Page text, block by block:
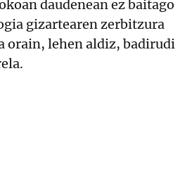
daudenean ez baitago
gizartearen zerbitzura
orain, lehen aldiz, badirudi